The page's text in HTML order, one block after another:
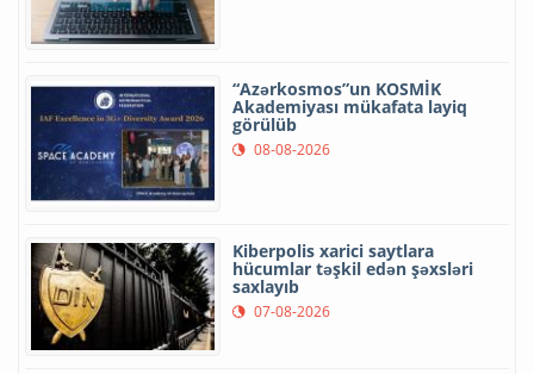
“Azərkosmos”un KOSMİK
Akademiyası mükafata layiq
görülüb
08-08-2026
Kiberpolis xarici saytlara
hücumlar təşkil edən şəxsləri
saxlayıb
07-08-2026